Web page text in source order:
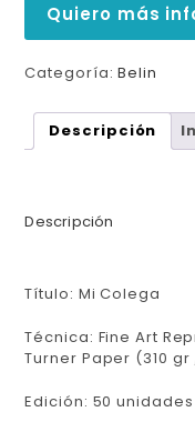
Quiero más
Categoría:Belin
Descripción
Descripción
Título: Mi Colega
Técnica: Fine Art
Turner Paper (310 gr
Edición: 50 unidades